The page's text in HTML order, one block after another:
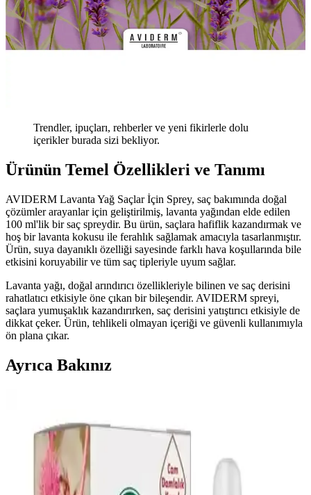
Trendler, ipuçları, rehberler ve yeni fikirlerle dolu
içerikler burada sizi bekliyor.
Ürünün Temel Özellikleri ve Tanımı
AVIDERM Lavanta Yağ Saçlar İçin Sprey, saç bakımında doğal
çözümler arayanlar için geliştirilmiş, lavanta yağından elde edilen
100 ml'lik bir saç spreydir. Bu ürün, saçlara hafiflik kazandırmak ve
hoş bir lavanta kokusu ile ferahlık sağlamak amacıyla tasarlanmıştır.
Ürün, suya dayanıklı özelliği sayesinde farklı hava koşullarında bile
etkisini koruyabilir ve tüm saç tipleriyle uyum sağlar.
Lavanta yağı, doğal arındırıcı özellikleriyle bilinen ve saç derisini
rahatlatıcı etkisiyle öne çıkan bir bileşendir. AVIDERM spreyi,
saçlara yumuşaklık kazandırırken, saç derisini yatıştırıcı etkisiyle de
dikkat çeker. Ürün, tehlikeli olmayan içeriği ve güvenli kullanımıyla
ön plana çıkar.
Ayrıca Bakınız
Trendleri
2024 yılında doğal ve bakım kolaylığı sağlayan saç stilleri ön planda
olacak. Trendler henüz net olmasa da, kişisel stil ve moda
gelişmeleri doğrultusunda seçimler yapılabilir.